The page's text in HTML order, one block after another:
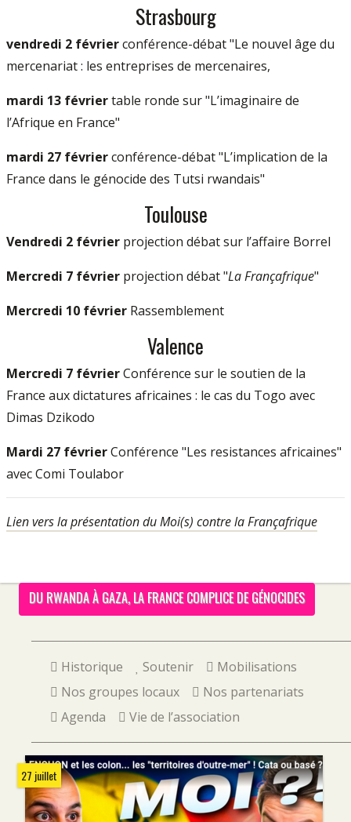
Strasbourg
vendredi 2 févrierconférence-débat "Le nouvel âge du
mercenariat : les entreprises de mercenaires,
mardi 13 févriertable ronde sur "L’imaginaire de
l’Afrique en France"
mardi 27 févrierconférence-débat "L’implication de la
France dans le génocide des Tutsi rwandais"
Toulouse
Vendredi 2 février projection débat sur l’affaire Borrel
Mercredi 7 février projection débat "La Françafrique"
Mercredi 10 février Rassemblement
Valence
Mercredi 7 févrierConférence sur le soutien de la
France aux dictatures africaines : le cas du Togo avec
Dimas Dzikodo
Mardi 27 févrierConférence "Les resistances africaines"
avec Comi Toulabor
Lien vers la présentation du Moi(s) contre la Françafrique
DU RWANDA À GAZA, LA FRANCE COMPLICE DE GÉNOCIDES
Historique Soutenir
Mobilisations
Nos groupes locaux
Nos partenariats
Agenda
Vie de l’association
27 juillet